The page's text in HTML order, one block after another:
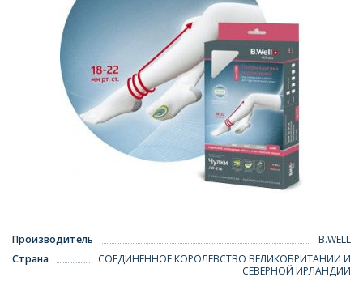
Производитель
B.WELL
Страна
СОЕДИНЕННОЕ КОРОЛЕВСТВО ВЕЛИКОБРИТАНИИ И
СЕВЕРНОЙ ИРЛАНДИИ